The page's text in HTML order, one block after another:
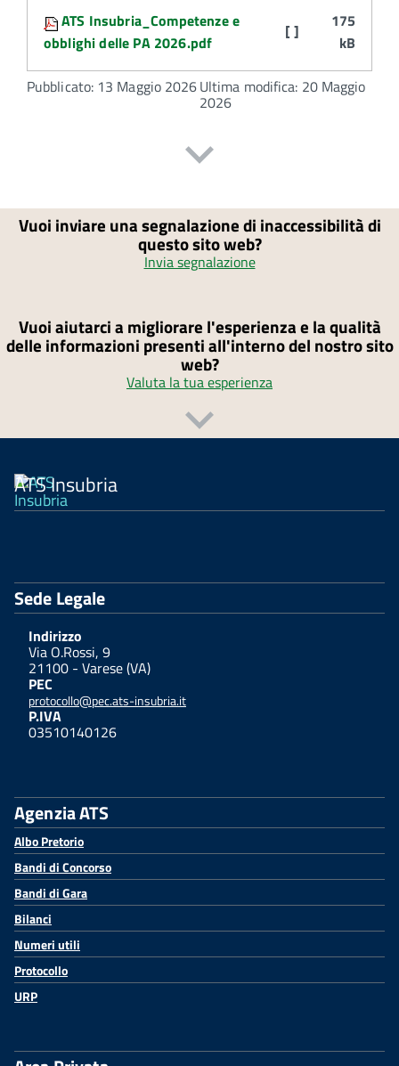
ATS Insubria_Competenze e
obblighi delle PA 2026.pdf
[ ]
175
kB
Pubblicato: 13 Maggio 2026Ultima modifica: 20 Maggio
2026
Vuoi inviare una segnalazione di inaccessibilità di
questo sito web?
Invia segnalazione
Vuoi aiutarci a migliorare l'esperienza e la qualità
delle informazioni presenti all'interno del nostro sito
web?
Valuta la tua esperienza
ATS Insubria
Sede Legale
Indirizzo
Via O.Rossi, 9
21100 - Varese (VA)
PEC
protocollo@pec.ats-insubria.it
P.IVA
03510140126
Agenzia ATS
Albo Pretorio
Bandi di Concorso
Bandi di Gara
Bilanci
Numeri utili
Protocollo
URP